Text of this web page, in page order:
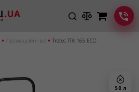
Промышленные Trotec TTK 165 ECO
50 л